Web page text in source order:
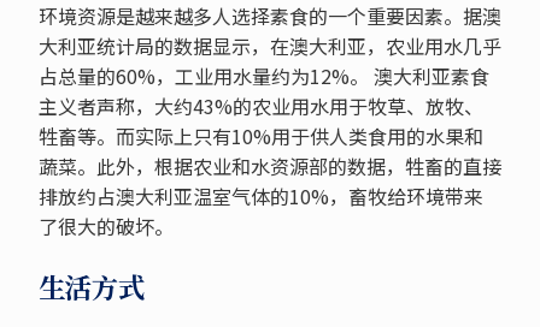
环境资源是越来越多人选择素食的一个重要因素。据澳
大利亚统计局的数据显示，在澳大利亚，农业用水几乎
占总量的60%，工业用水量约为12%。 澳大利亚素食
主义者声称，大约43%的农业用水用于牧草、放牧、
牲畜等。而实际上只有10%用于供人类食用的水果和
蔬菜。此外，根据农业和水资源部的数据，牲畜的直接
排放约占澳大利亚温室气体的10%，畜牧给环境带来
了很大的破坏。
生活方式